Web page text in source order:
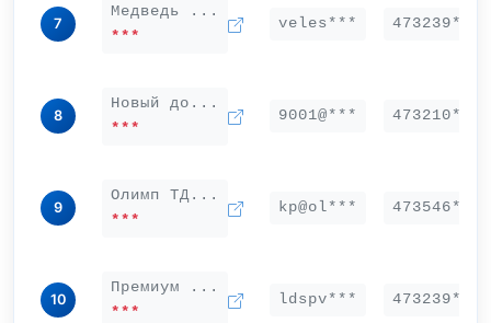
7
Медведь ...
***
veles*** 473239***
8
Новый до...
***
9001@*** 473210***
9
Олимп ТД...
***
kp@ol*** 473546***
10
Премиум ...
***
ldspv*** 473239***